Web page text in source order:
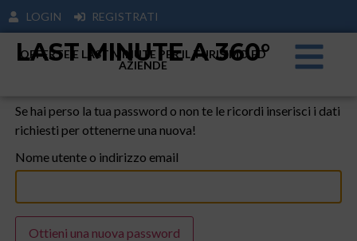
LOGIN REGISTRATI
LAST MINUTE A 360°
OFFERTE E LAST MINUTE PER IL TURISIMO ED
AZIENDE
Se hai perso la tua password o non te le ricordi inserisci i dati
richiesti per ottenerne una nuova!
Nome utente o indirizzo email
Ottieni una nuova password